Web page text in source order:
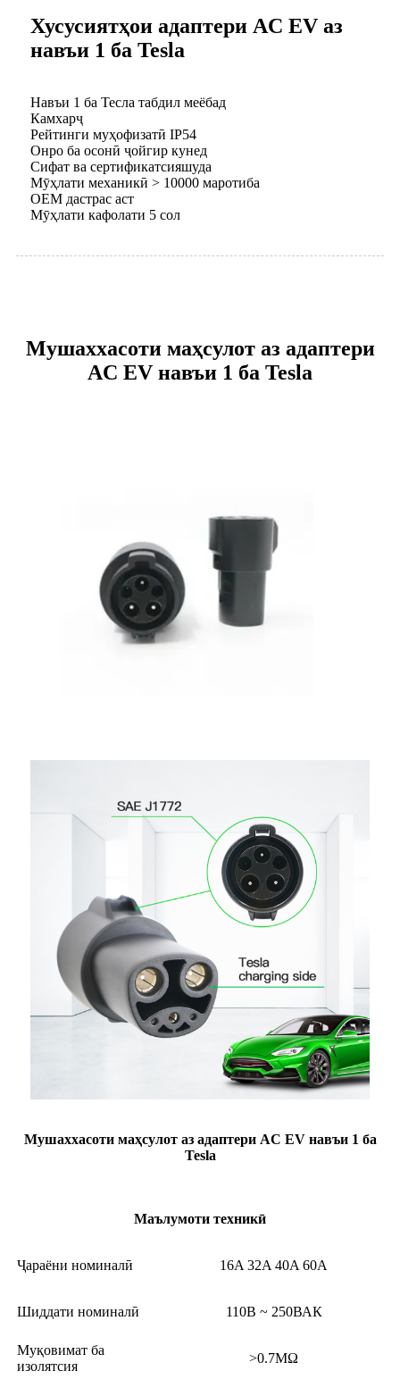
Хусусиятҳои адаптери AC EV аз
навъи 1 ба Tesla
Навъи 1 ба Тесла табдил меёбад
Камхарҷ
Рейтинги муҳофизатӣ IP54
Онро ба осонӣ ҷойгир кунед
Сифат ва сертификатсияшуда
Мӯҳлати механикӣ > 10000 маротиба
OEM дастрас аст
Мӯҳлати кафолати 5 сол
Мушаххасоти маҳсулот аз адаптери
AC EV навъи 1 ба Tesla
Мушаххасоти маҳсулот аз адаптери AC EV навъи 1 ба
Tesla
Маълумоти техникӣ
Ҷараёни номиналӣ 16A 32A 40A 60A
Шиддати номиналӣ 110В ~ 250ВАК
Муқовимат ба
изолятсия
>0.7MΩ